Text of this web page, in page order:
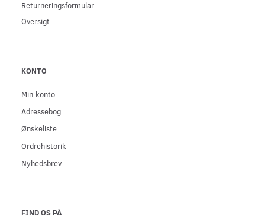
Returneringsformular
Oversigt
KONTO
Min konto
Adressebog
Ønskeliste
Ordrehistorik
Nyhedsbrev
FIND OS PÅ